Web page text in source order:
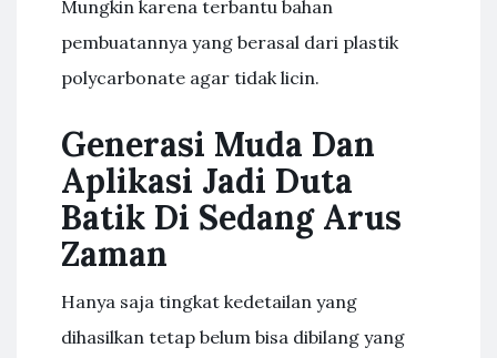
Mungkin karena terbantu bahan
pembuatannya yang berasal dari plastik
polycarbonate agar tidak licin.
Generasi Muda Dan
Aplikasi Jadi Duta
Batik Di Sedang Arus
Zaman
Hanya saja tingkat kedetailan yang
dihasilkan tetap belum bisa dibilang yang